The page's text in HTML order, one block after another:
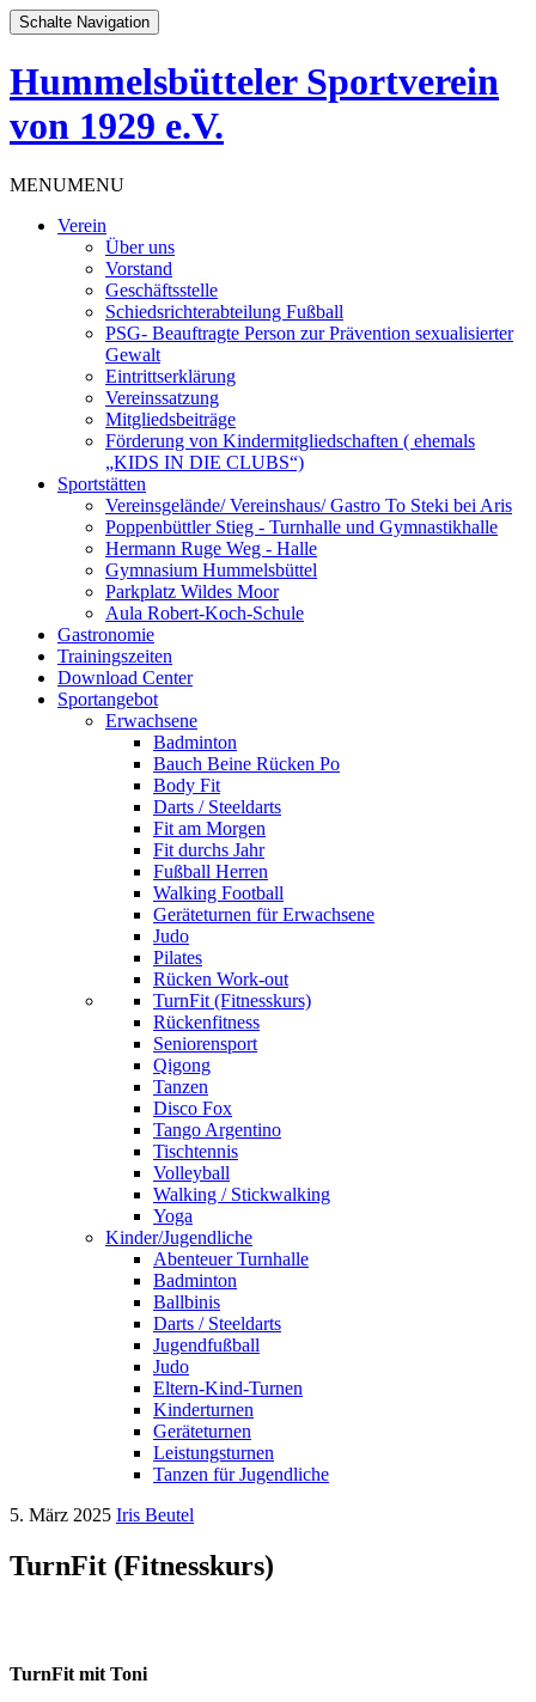
Schalte Navigation
Hummelsbütteler Sportverein
von 1929 e.V.
Zum
springen
MENUMENU
Verein
Über uns
Vorstand
Geschäftsstelle
Schiedsrichterabteilung Fußball
PSG- Beauftragte Person zur Prävention sexualisierter
Gewalt
Eintrittserklärung
Vereinssatzung
Mitgliedsbeiträge
Förderung von Kindermitgliedschaften ( ehemals
„KIDS IN DIE CLUBS“)
Sportstätten
Vereinsgelände/ Vereinshaus/ Gastro To Steki bei Aris
Poppenbüttler Stieg - Turnhalle und Gymnastikhalle
Hermann Ruge Weg - Halle
Gymnasium Hummelsbüttel
Parkplatz Wildes Moor
Aula Robert-Koch-Schule
Gastronomie
Trainingszeiten
Download Center
Sportangebot
Erwachsene
Badminton
Bauch Beine Rücken Po
Body Fit
Darts / Steeldarts
Fit am Morgen
Fit durchs Jahr
Fußball Herren
Walking Football
Geräteturnen für Erwachsene
Judo
Pilates
Rücken Work-out
TurnFit (Fitnesskurs)
Rückenfitness
Seniorensport
Qigong
Tanzen
Disco Fox
Tango Argentino
Tischtennis
Volleyball
Walking / Stickwalking
Yoga
Kinder/Jugendliche
Abenteuer Turnhalle
Badminton
Ballbinis
Darts / Steeldarts
Jugendfußball
Judo
Eltern-Kind-Turnen
Kinderturnen
Geräteturnen
Leistungsturnen
Tanzen für Jugendliche
5. März 2025 Iris Beutel
TurnFit (Fitnesskurs)
TurnFit mit Toni